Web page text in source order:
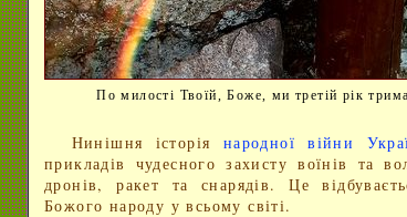
По милості Твоїй, Боже, ми третій рік
Нинішня історія народної війни
прикладів чудесного захисту воїнів та
дронів, ракет та снарядів. Це
Божого народу у всьому світі.